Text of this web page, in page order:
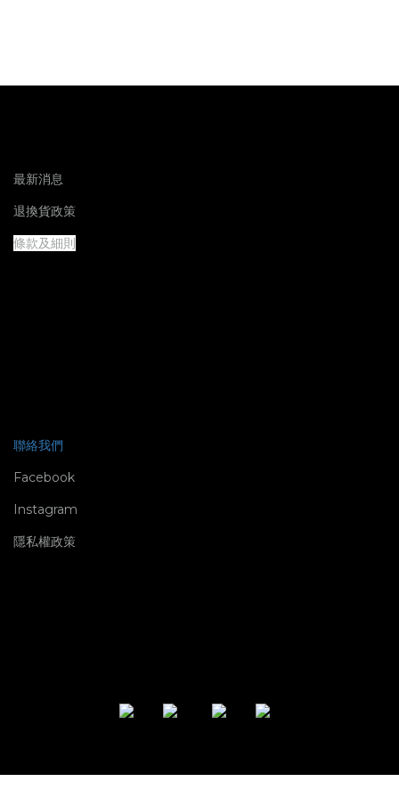
最新消息
退換貨政策
條款及細則
聯絡我們
Facebook
Instagram
隱私權政策